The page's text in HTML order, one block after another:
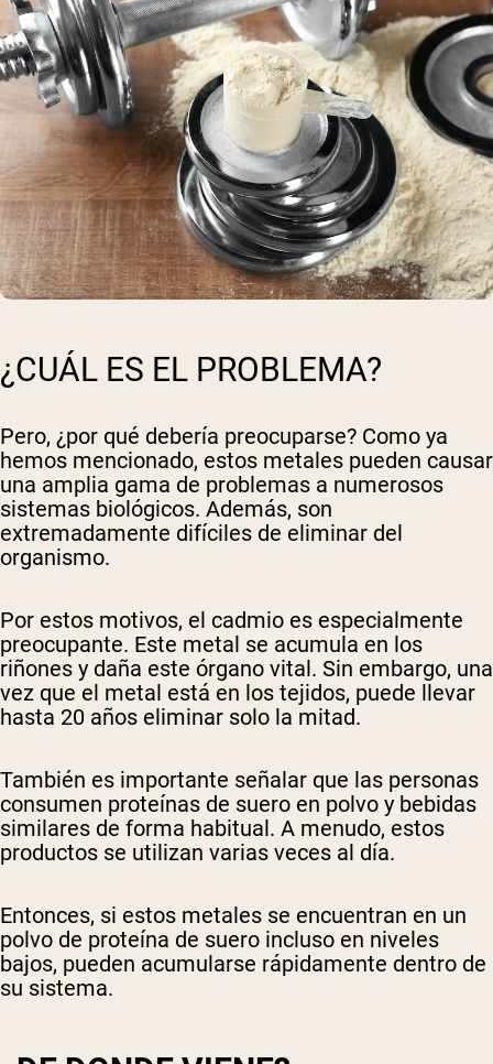
¿CUÁL ES EL PROBLEMA?
Pero, ¿por qué debería preocuparse? Como ya
hemos mencionado, estos metales pueden causar
una amplia gama de problemas a numerosos
sistemas biológicos. Además, son
extremadamente difíciles de eliminar del
organismo.
Por estos motivos, el cadmio es especialmente
preocupante. Este metal se acumula en los
riñones y daña este órgano vital. Sin embargo, una
vez que el metal está en los tejidos, puede llevar
hasta 20 años eliminar solo la mitad.
También es importante señalar que las personas
consumen proteínas de suero en polvo y bebidas
similares de forma habitual. A menudo, estos
productos se utilizan varias veces al día.
Entonces, si estos metales se encuentran en un
polvo de proteína de suero incluso en niveles
bajos, pueden acumularse rápidamente dentro de
su sistema.
Shipping Country: Language: